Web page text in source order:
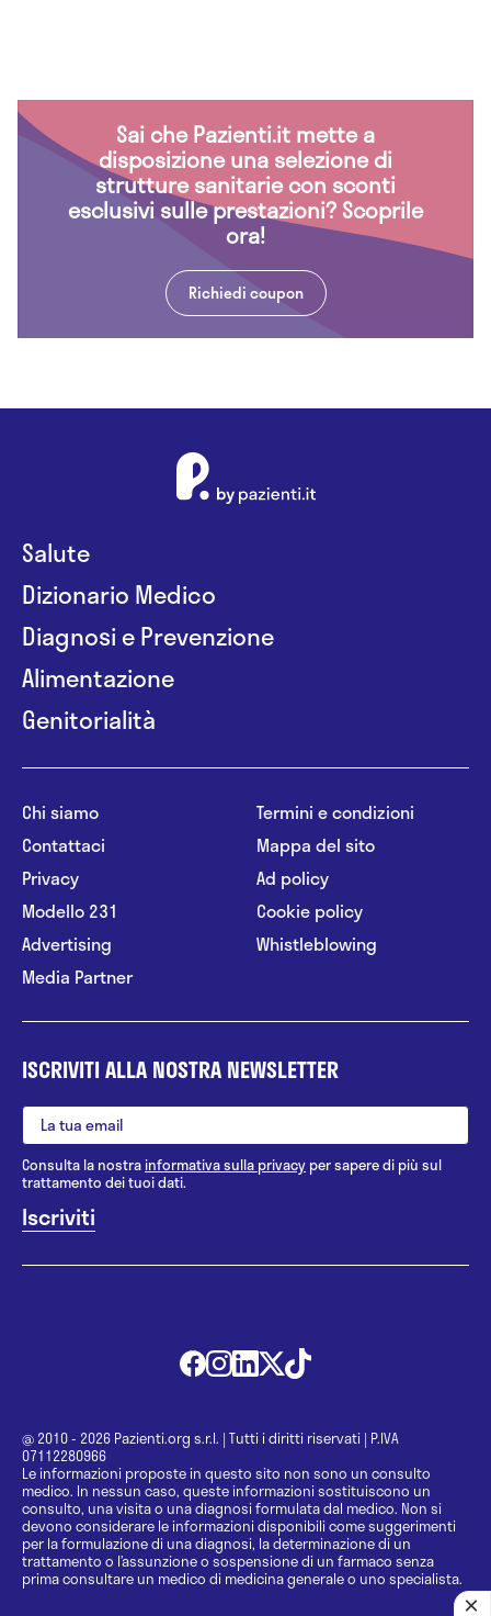
Sai che Pazienti.it mette a
disposizione una selezione di
strutture sanitarie con sconti
esclusivi sulle prestazioni? Scoprile
ora!
Richiedi coupon
Salute
Dizionario Medico
Diagnosi e Prevenzione
Alimentazione
Genitorialità
Chi siamo
Contattaci
Privacy
Modello 231
Advertising
Media Partner
Termini e condizioni
Mappa del sito
Ad policy
Cookie policy
Whistleblowing
ISCRIVITI ALLA NOSTRA NEWSLETTER
Consulta la nostrainformativa sulla privacy per sapere di più sul
trattamento dei tuoi dati.
@ 2010 - 2026 Pazienti.org s.r.l. | Tutti i diritti riservati | P.IVA
07112280966
Le informazioni proposte in questo sito non sono un consulto
medico. In nessun caso, queste informazioni sostituiscono un
consulto, una visita o una diagnosi formulata dal medico. Non si
devono considerare le informazioni disponibili come suggerimenti
per la formulazione di una diagnosi, la determinazione di un
trattamento o l’assunzione o sospensione di un farmaco senza
prima consultare un medico di medicina generale o uno specialista.